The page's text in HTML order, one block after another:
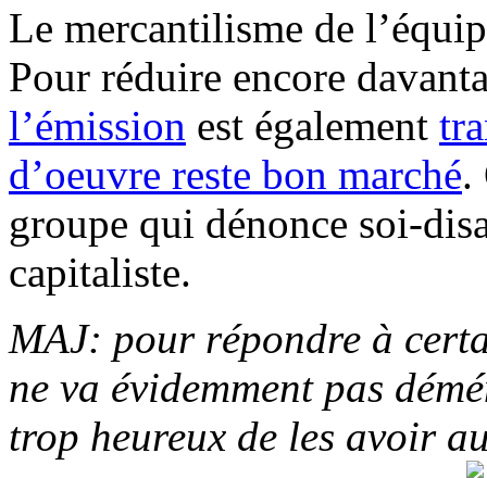
Le mercantilisme de
Pour réduire encore
l’émission est également
d’oeuvre reste bon marché.
groupe qui dénonce soi-
capitaliste.
MAJ: pour répondre à
ne va évidemment pas
trop heureux de les avoir